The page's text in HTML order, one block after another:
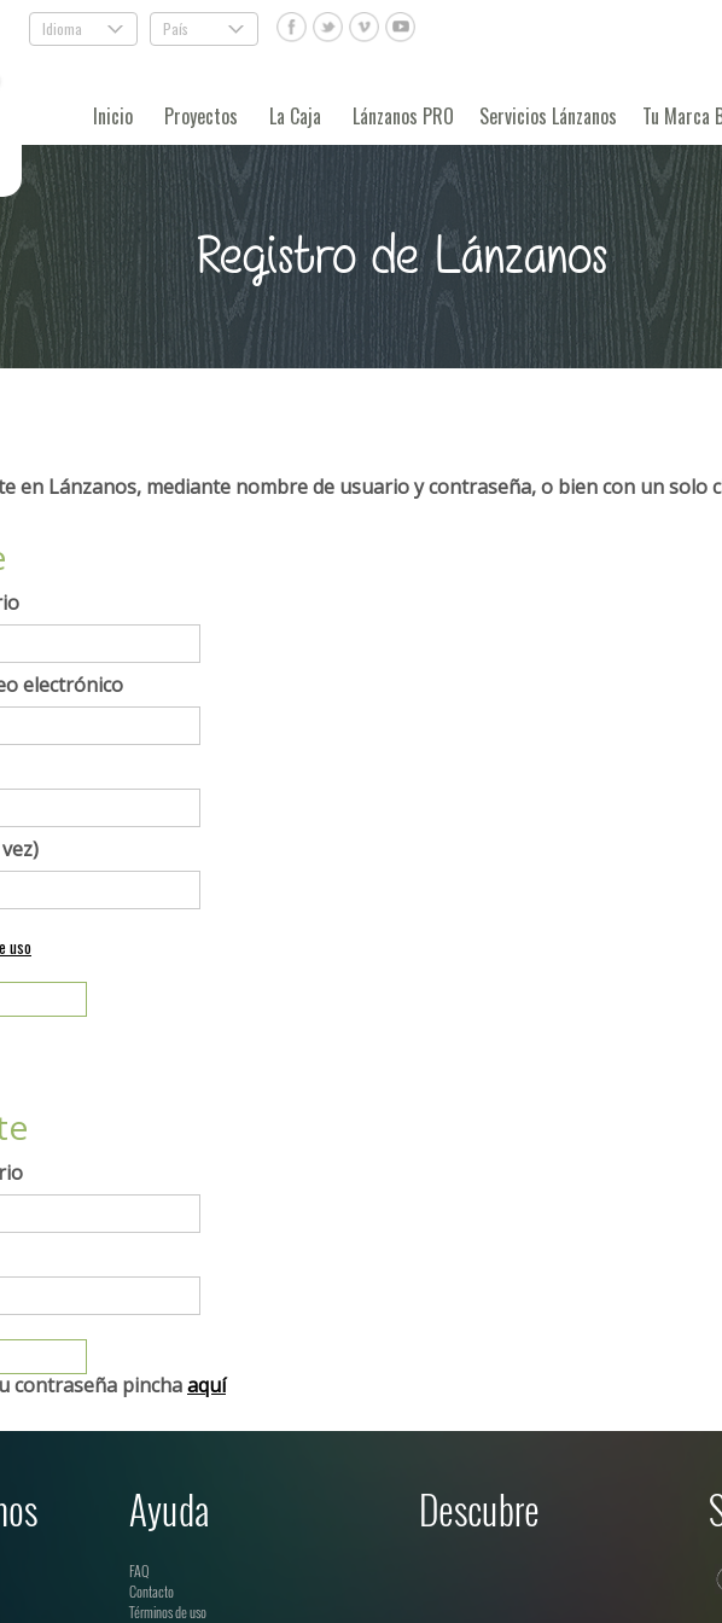
Idioma . País .
Inicio Proyectos La Caja Lánzanos PRO Servicios Lánzanos Tu Marca
Registro de Lánzanos
en Lánzanos, mediante nombre de usuario y contraseña, o bien con un solo
electrónico
uso
contraseña pinchaaquí
Ayuda
FAQ
Contacto
Términos de uso
Descubre